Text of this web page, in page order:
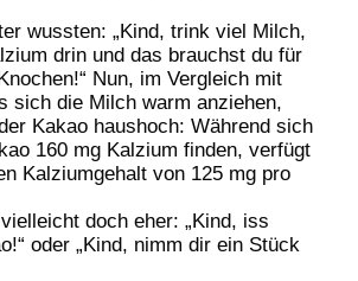
wussten: „Kind, trink viel Milch,
drin und das brauchst du für
Nun, im Vergleich mit
sich die Milch warm anziehen,
Kakao haushoch: Während sich
160 mg Kalzium finden, verfügt
Kalziumgehalt von 125 mg pro
doch eher: „Kind, iss
oder „Kind, nimm dir ein Stück